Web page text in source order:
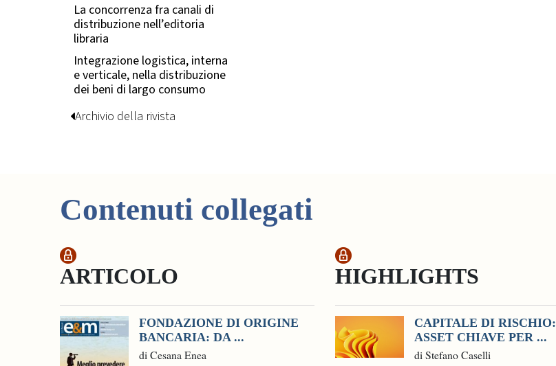
La concorrenza fra canali di
distribuzione nell’editoria
libraria
Integrazione logistica, interna
e verticale, nella distribuzione
dei beni di largo consumo
Archivio della rivista
Contenuti collegati
ARTICOLO
FONDAZIONE DI ORIGINE
BANCARIA: DA ...
di Cesana Enea
HIGHLIGHTS
CAPITALE DI RISCHIO:
ASSET CHIAVE PER ...
di Stefano Caselli